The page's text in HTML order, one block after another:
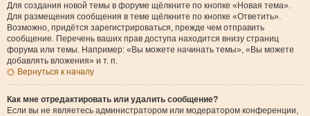
Для создания новой темы в форуме щёлкните по кнопке «Новая тема».
Для размещения сообщения в теме щёлкните по кнопке «Ответить».
Возможно, придётся зарегистрироваться, прежде чем отправить
сообщение. Перечень ваших прав доступа находится внизу страниц
форума или темы. Например: «Вы можете начинать темы», «Вы можете
добавлять вложения» и т. п.
Вернуться к началу
Как мне отредактировать или удалить сообщение?
Если вы не являетесь администратором или модератором конференции,